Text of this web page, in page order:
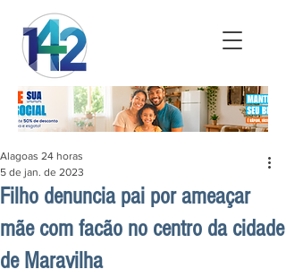
Filho denuncia pai por ameaçar
mãe com facão no centro da cidade
de Maravilha
Alagoas 24 horas
5 de jan. de 2023